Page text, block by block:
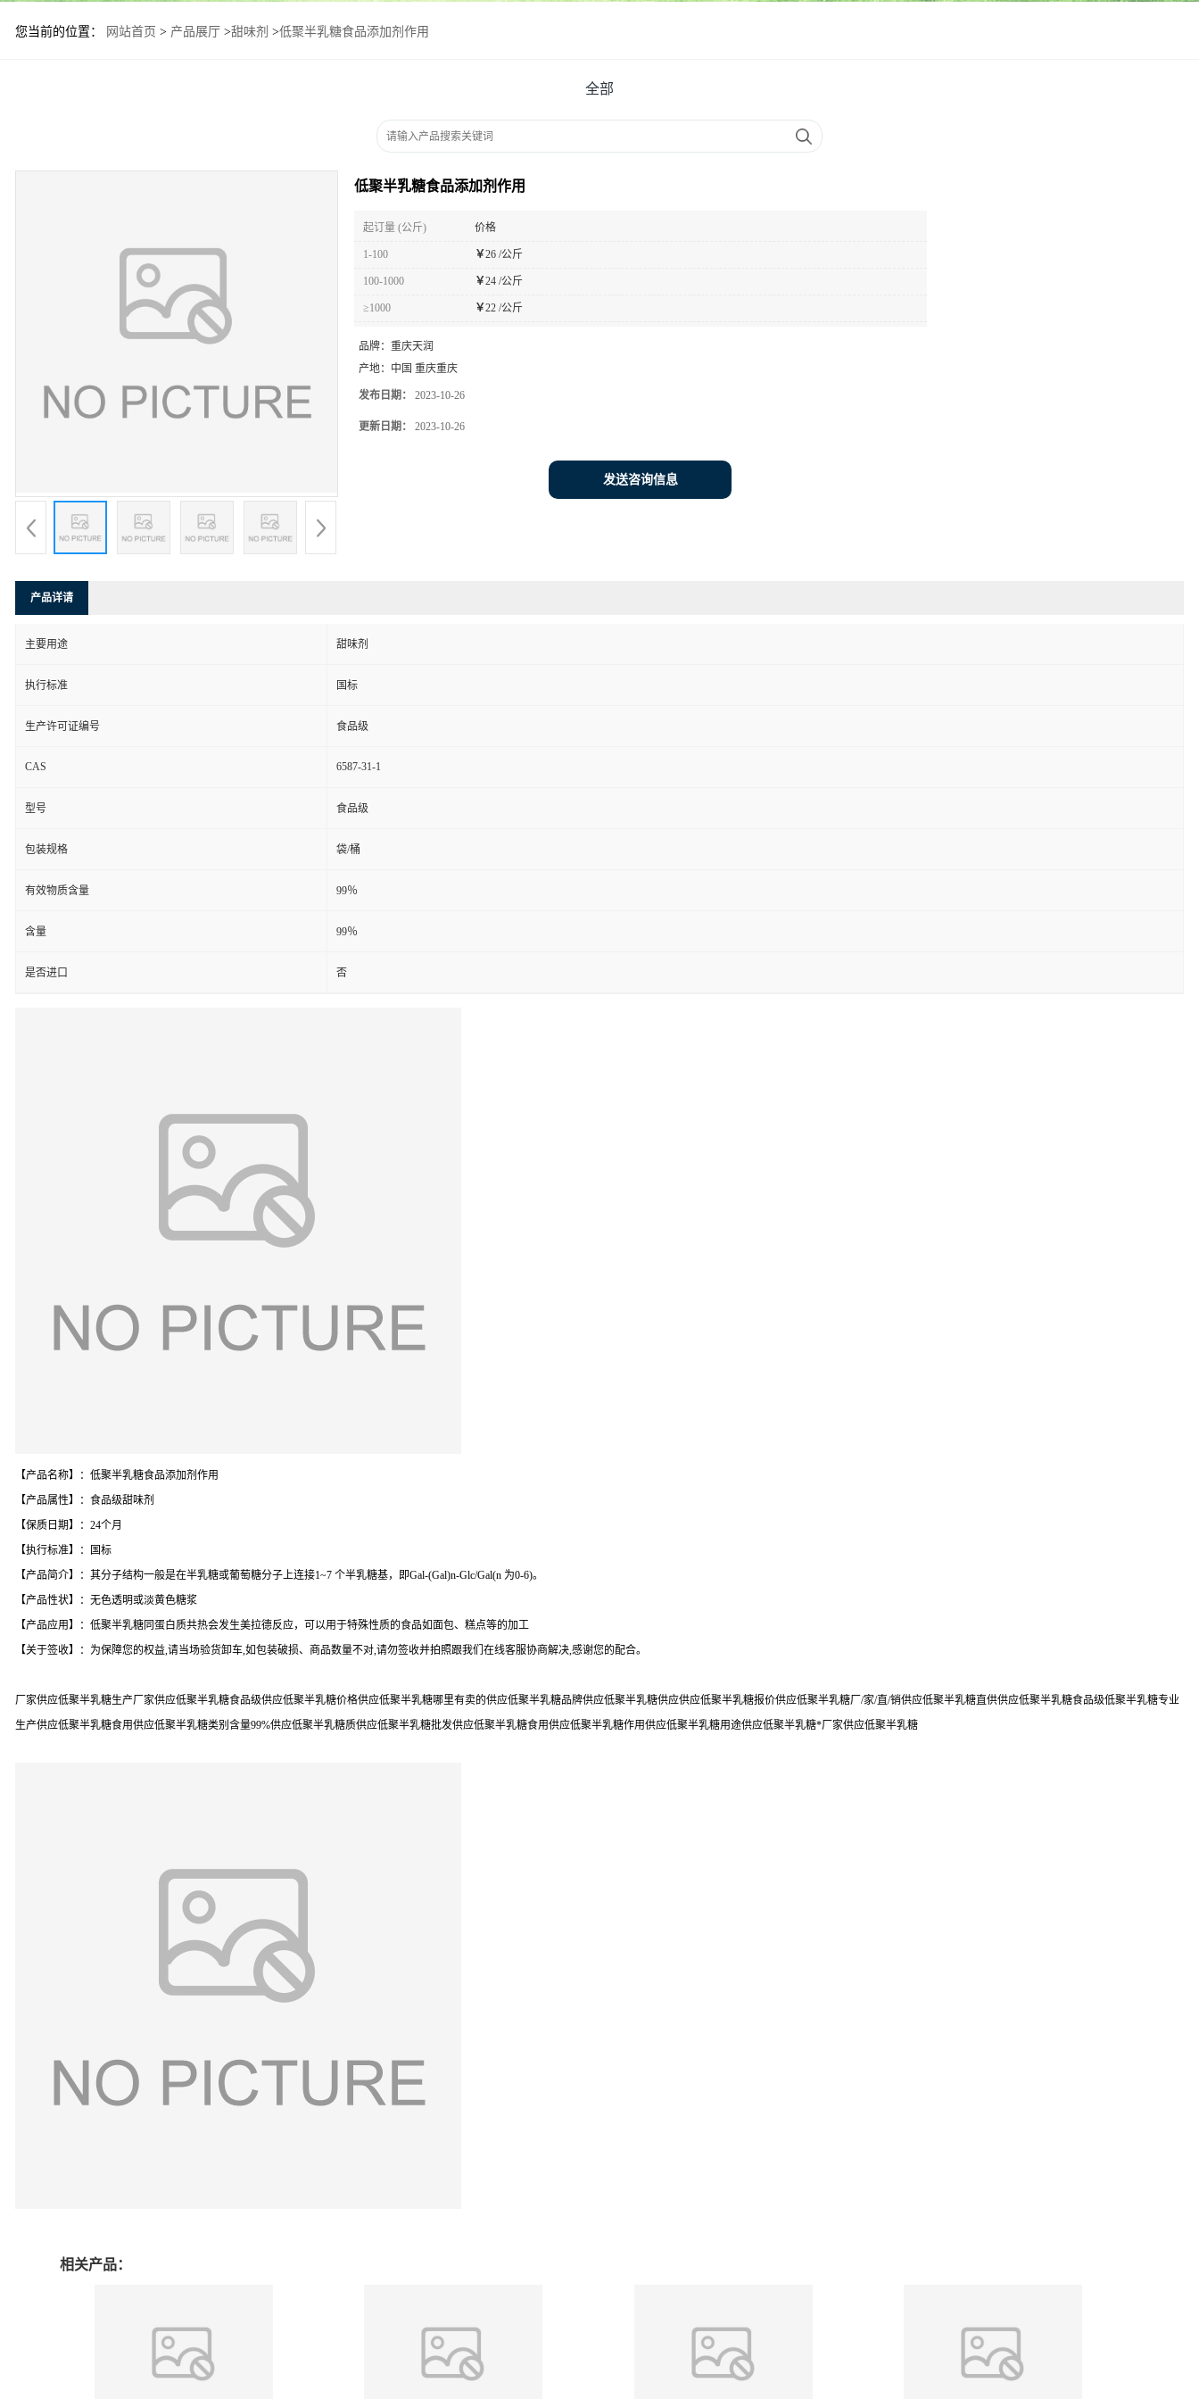
您当前的位置： 网站首页 > 产品展厅 >甜味剂 >低聚半乳糖食品添加剂作用
全部
低聚半乳糖食品添加剂作用
起订量 (公斤) 价格
1-100 ￥26 /公斤
100-1000 ￥24 /公斤
≥1000 ￥22 /公斤
品牌： 重庆天润
产地： 中国 重庆重庆
发布日期： 2023-10-26
更新日期： 2023-10-26
发送咨询信息
产品详请
主要用途 甜味剂
执行标准 国标
生产许可证编号 食品级
CAS 6587-31-1
型号 食品级
包装规格 袋/桶
有效物质含量 99％
含量 99％
是否进口 否
【产品名称】：低聚半乳糖食品添加剂作用
【产品属性】：食品级甜味剂
【保质日期】：24个月
【执行标准】：国标
【产品简介】：其分子结构一般是在半乳糖或葡萄糖分子上连接1~7 个半乳糖基，即Gal-(Gal)n-Glc/Gal(n 为0-6)。
【产品性状】：无色透明或淡黄色糖浆
【产品应用】：低聚半乳糖同蛋白质共热会发生美拉德反应，可以用于特殊性质的食品如面包、糕点等的加工
【关于签收】：为保障您的权益,请当场验货卸车,如包装破损、商品数量不对,请勿签收并拍照跟我们在线客服协商解决,感谢您的配合。
厂家供应低聚半乳糖生产厂家供应低聚半乳糖食品级供应低聚半乳糖价格供应低聚半乳糖哪里有卖的供应低聚半乳糖品牌供应低聚半乳糖供应供应低聚半乳糖报价供应低聚半乳糖厂/家/直/销供应低聚半乳糖直供供应低聚半乳糖食品级低聚半乳糖专业
生产供应低聚半乳糖食用供应低聚半乳糖类别含量99%供应低聚半乳糖质供应低聚半乳糖批发供应低聚半乳糖食用供应低聚半乳糖作用供应低聚半乳糖用途供应低聚半乳糖*厂家供应低聚半乳糖
相关产品：